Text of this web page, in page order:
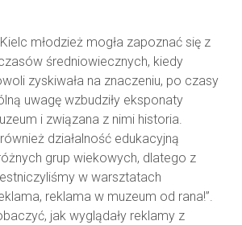
młodzież mogła zapoznać się z
średniowiecznych, kiedy
zyskiwała na znaczeniu, po czasy
uwagę wzbudziły eksponaty
i związana z nimi historia.
działalność edukacyjną
grup wiekowych, dlatego z
w warsztatach
reklama w muzeum od rana!”.
jak wyglądały reklamy z